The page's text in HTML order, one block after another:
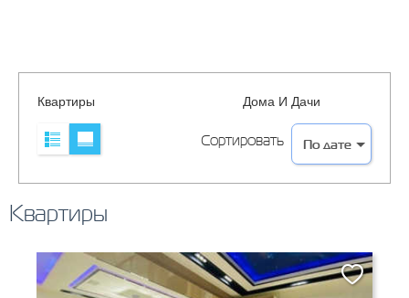
Квартиры Дома И Дачи
Сортировать
Квартиры